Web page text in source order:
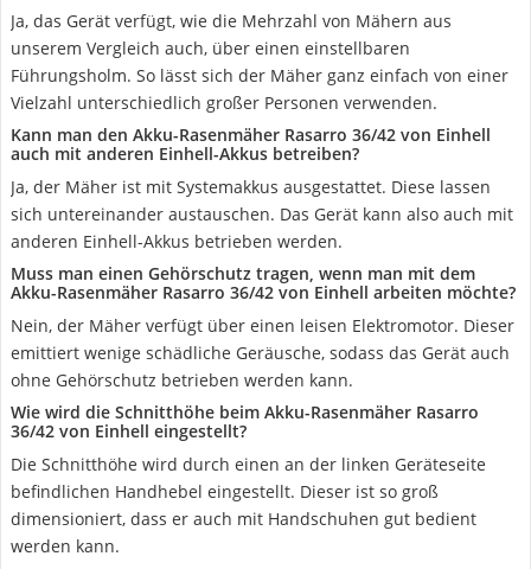
Ja, das Gerät verfügt, wie die Mehrzahl von Mähern aus
unserem Vergleich auch, über einen einstellbaren
Führungsholm. So lässt sich der Mäher ganz einfach von einer
Vielzahl unterschiedlich großer Personen verwenden.
Kann man den Akku-Rasenmäher Rasarro 36/42 von Einhell
auch mit anderen Einhell-Akkus betreiben?
Ja, der Mäher ist mit Systemakkus ausgestattet. Diese lassen
sich untereinander austauschen. Das Gerät kann also auch mit
anderen Einhell-Akkus betrieben werden.
Muss man einen Gehörschutz tragen, wenn man mit dem
Akku-Rasenmäher Rasarro 36/42 von Einhell arbeiten möchte?
Nein, der Mäher verfügt über einen leisen Elektromotor. Dieser
emittiert wenige schädliche Geräusche, sodass das Gerät auch
ohne Gehörschutz betrieben werden kann.
Wie wird die Schnitthöhe beim Akku-Rasenmäher Rasarro
36/42 von Einhell eingestellt?
Die Schnitthöhe wird durch einen an der linken Geräteseite
befindlichen Handhebel eingestellt. Dieser ist so groß
dimensioniert, dass er auch mit Handschuhen gut bedient
werden kann.